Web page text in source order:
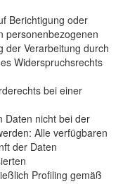
Berichtigung oder
personenbezogenen
der Verarbeitung durch
Widerspruchsrechts
bei einer
Daten nicht bei der
Alle verfügbaren
der Daten
Profiling gemäß